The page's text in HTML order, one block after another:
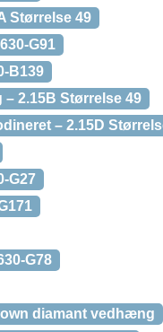
Størrelse 49
G91
B139
2.15B Størrelse 49
– 2.15D
G27
G78
diamant vedhæng